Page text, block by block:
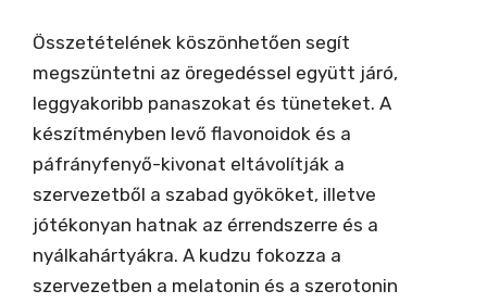
Összetételének köszönhetően segít
megszüntetni az öregedéssel együtt járó,
leggyakoribb panaszokat és tüneteket. A
készítményben levő flavonoidok és a
páfrányfenyő-kivonat eltávolítják a
szervezetből a szabad gyököket, illetve
jótékonyan hatnak az érrendszerre és a
nyálkahártyákra. A kudzu fokozza a
szervezetben a melatonin és a szerotonin